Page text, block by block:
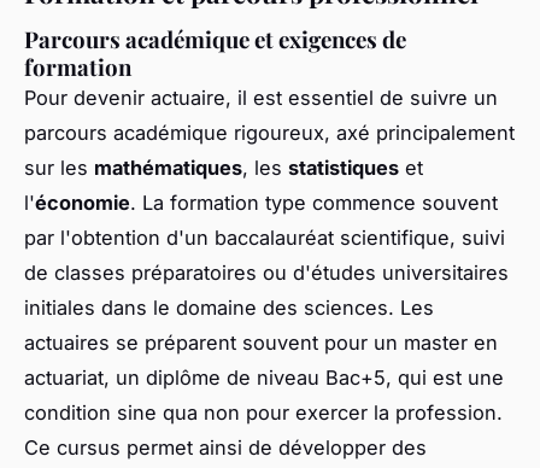
Parcours académique et exigences de
formation
Pour devenir actuaire, il est essentiel de suivre un
parcours académique rigoureux, axé principalement
sur les mathématiques, les statistiques et
l'économie. La formation type commence souvent
par l'obtention d'un baccalauréat scientifique, suivi
de classes préparatoires ou d'études universitaires
initiales dans le domaine des sciences. Les
actuaires se préparent souvent pour un master en
actuariat, un diplôme de niveau Bac+5, qui est une
condition sine qua non pour exercer la profession.
Ce cursus permet ainsi de développer des